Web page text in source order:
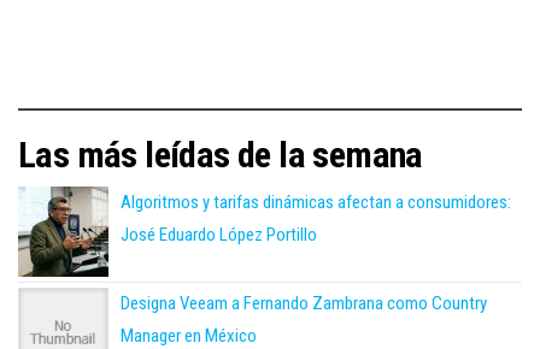
Las más leídas de la semana
Algoritmos y tarifas dinámicas afectan a consumidores:
José Eduardo López Portillo
Designa Veeam a Fernando Zambrana como Country
Manager en México